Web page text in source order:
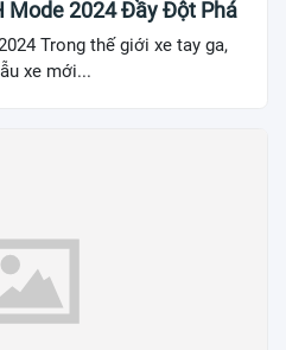
Mode 2024 Đầy Đột Phá
Trong thế giới xe tay ga,
xe mới...